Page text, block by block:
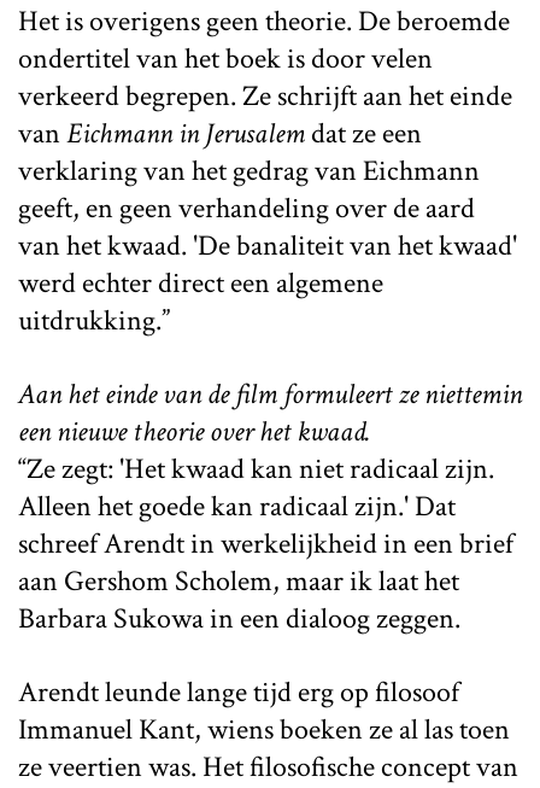
Het is overigens geen theorie. De beroemde
ondertitel van het boek is door velen
verkeerd begrepen. Ze schrijft aan het einde
vanEichmann in Jerusalemdat ze een
verklaring van het gedrag van Eichmann
geeft, en geen verhandeling over de aard
van het kwaad. 'De banaliteit van het kwaad'
werd echter direct een algemene
uitdrukking.”
Aan het einde van de film formuleert ze niettemin
een nieuwe theorie over het kwaad.
“Ze zegt: 'Het kwaad kan niet radicaal zijn.
Alleen het goede kan radicaal zijn.' Dat
schreef Arendt in werkelijkheid in een brief
aan Gershom Scholem, maar ik laat het
Barbara Sukowa in een dialoog zeggen.
Arendt leunde lange tijd erg op filosoof
Immanuel Kant, wiens boeken ze al las toen
ze veertien was. Het filosofische concept van